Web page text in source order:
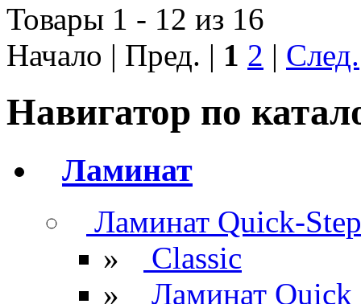
Товары 1 - 12 из 16
Начало | Пред. | 1 2 | След.
Навигатор по
Ламинат
Ламинат Quick-Step
»
Classic
»
Ламинат Quick